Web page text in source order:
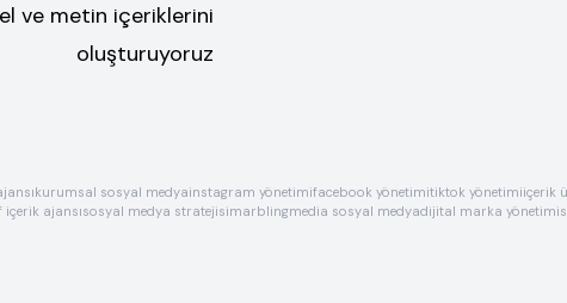
ve metin içeriklerini
oluşturuyoruz
kurumsal sosyal medyainstagram yönetimifacebook yönetimitiktok yönetimiiçerik
içerik ajansısosyal medya stratejisimarblingmedia sosyal medyadijital marka yönetimi